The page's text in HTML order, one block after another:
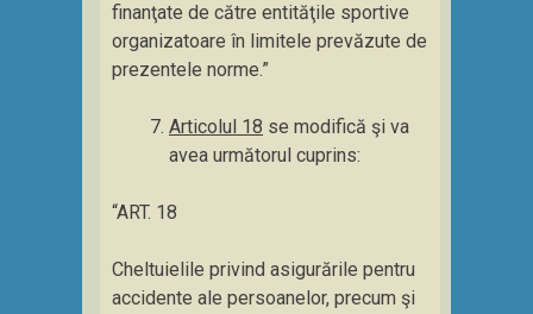
finanţate de către entităţile sportive
organizatoare în limitele prevăzute de
prezentele norme.”
Articolul 18 se modifică şi va
avea următorul cuprins:
“ART. 18
Cheltuielile privind asigurările pentru
accidente ale persoanelor, precum şi